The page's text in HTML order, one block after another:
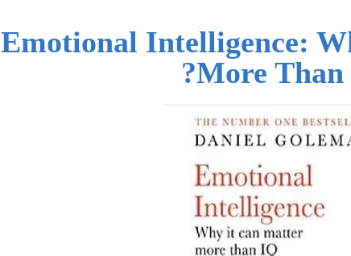
Emotional Intelligence:
More Than